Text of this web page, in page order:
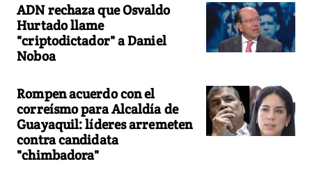
ADN rechaza que Osvaldo
Hurtado llame
"criptodictador" a Daniel
Noboa
Rompen acuerdo con el
correísmo para Alcaldía de
Guayaquil: líderes arremeten
contra candidata
"chimbadora"